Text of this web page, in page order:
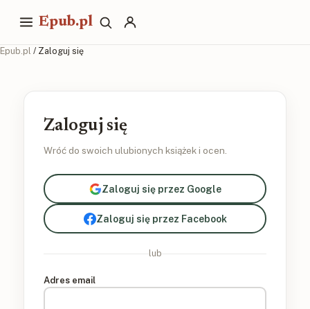
Epub.pl
Epub.pl / Zaloguj się
Zaloguj się
Wróć do swoich ulubionych książek i ocen.
Zaloguj się przez Google
Zaloguj się przez Facebook
lub
Adres email